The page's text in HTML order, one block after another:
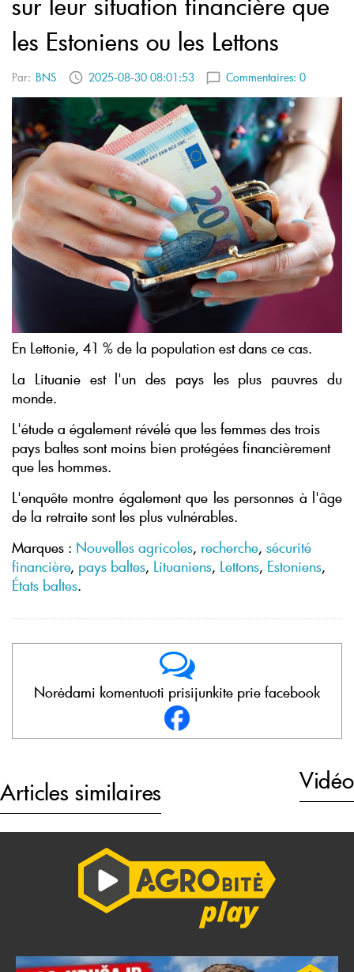
les Estoniens ou les Lettons
Par: BNS 2025-08-30 08:01:53 Commentaires: 0
En Lettonie, 41 % de la population est dans ce cas.
La Lituanie est l'un des pays les plus pauvres du
monde.
L'étude a également révélé que les femmes des trois
pays baltes sont moins bien protégées financièrement
que les hommes.
L'enquête montre également que les personnes à l'âge
de la retraite sont les plus vulnérables.
Marques : Nouvelles agricoles, recherche, sécurité
financière, pays baltes, Lituaniens, Lettons, Estoniens,
États baltes.
Norėdami komentuoti prisijunkite prie facebook
Articles similaires Vidéo